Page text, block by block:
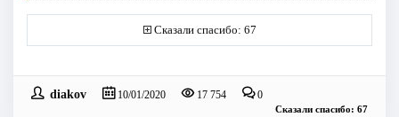
Сказали спасибо: 67
diakov 10/01/2020 17 754 0
Сказали спасибо: 67